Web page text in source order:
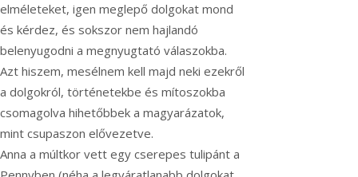
elméleteket, igen meglepő dolgokat mond
és kérdez, és sokszor nem hajlandó
belenyugodni a megnyugtató válaszokba.
Azt hiszem, mesélnem kell majd neki ezekről
a dolgokról, történetekbe és mítoszokba
csomagolva hihetőbbek a magyarázatok,
mint csupaszon elővezetve.
Anna a múltkor vett egy cserepes tulipánt a